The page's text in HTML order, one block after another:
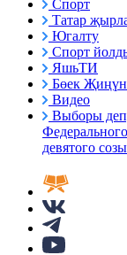
Спорт
Татар
Югалту
Спорт
ЯшьТИ
Бөек
Видео
Выборы
девятого